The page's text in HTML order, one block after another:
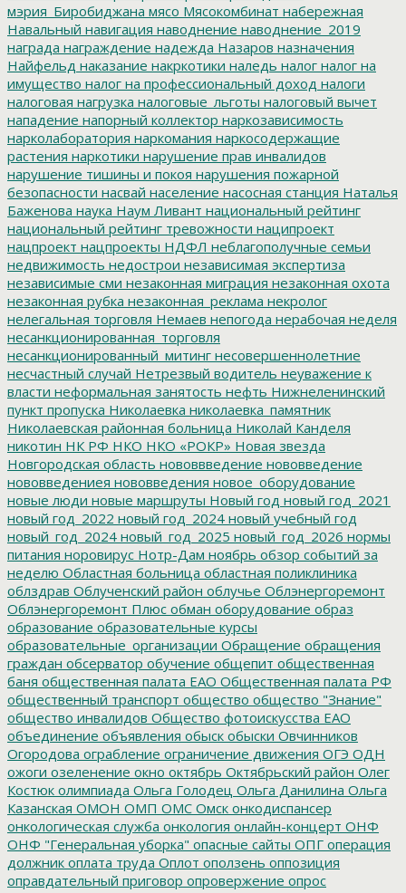
мэрия_Биробиджана мясо Мясокомбинат набережная
Навальный навигация наводнение наводнение_2019
награда награждение надежда Назаров назначения
Найфельд наказание накркотики наледь налог налог на
имущество налог на профессиональный доход налоги
налоговая нагрузка налоговые_льготы налоговый вычет
нападение напорный коллектор наркозависимость
нарколаборатория наркомания наркосодержащие
растения наркотики нарушение прав инвалидов
нарушение тишины и покоя нарушения пожарной
безопасности насвай население насосная станция Наталья
Баженова наука Наум Ливант национальный рейтинг
национальный рейтинг тревожности наципроект
нацпроект нацпроекты НДФЛ неблагополучные семьи
недвижимость недострои независимая экспертиза
независимые сми незаконная миграция незаконная охота
незаконная рубка незаконная_реклама некролог
нелегальная торговля Немаев непогода нерабочая неделя
несанкционированная_торговля
несанкционированный_митинг несовершеннолетние
несчастный случай Нетрезвый водитель неуважение к
власти неформальная занятость нефть Нижнеленинский
пункт пропуска Николаевка николаевка_памятник
Николаевская районная больница Николай Канделя
никотин НК РФ НКО НКО «РОКР» Новая звезда
Новгородская область нововвведение нововведение
нововведениея нововведения новое_оборудование
новые люди новые маршруты Новый год новый год_2021
новый год_2022 новый год_2024 новый учебный год
новый_год_2024 новый_год_2025 новый_год_2026 нормы
питания норовирус Нотр-Дам ноябрь обзор событий за
неделю Областная больница областная поликлиника
облздрав Облученский район облучье Облэнергоремонт
Облэнергоремонт Плюс обман оборудование образ
образование образовательные курсы
образовательные_организации Обращение обращения
граждан обсерватор обучение общепит общественная
баня общественная палата ЕАО Общественная палата РФ
общественный транспорт общество общество "Знание"
общество инвалидов Общество фотоискусства ЕАО
объединение объявления обыск обыски Овчинников
Огородова ограбление ограничение движения ОГЭ ОДН
ожоги озеленение окно октябрь Октябрьский район Олег
Костюк олимпиада Ольга Голодец Ольга Данилина Ольга
Казанская ОМОН ОМП ОМС Омск онкодиспансер
онкологическая служба онкология онлайн-концерт ОНФ
ОНФ "Генеральная уборка" опасные сайты ОПГ операция
должник оплата труда Оплот оползень оппозиция
оправдательный приговор опровержение опрос